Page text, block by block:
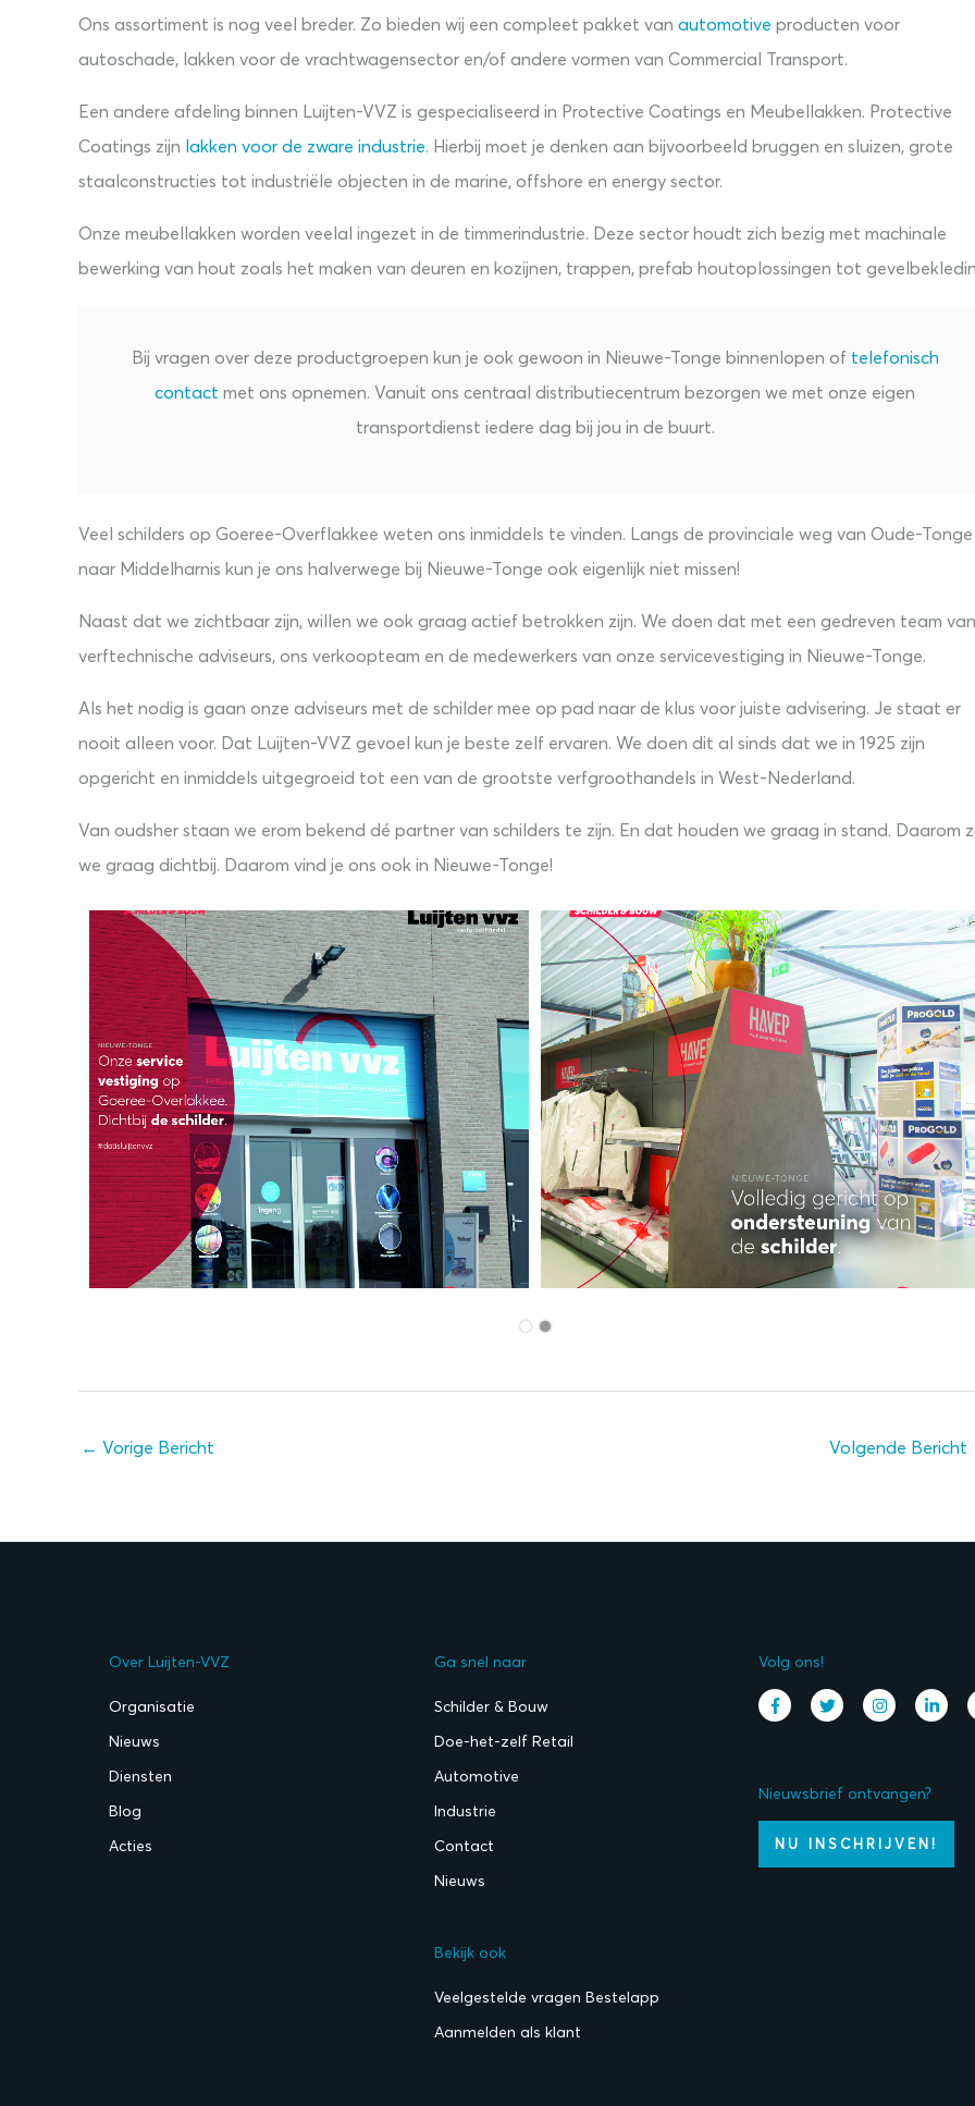
Ons assortiment is nog veel breder. Zo bieden wij een compleet pakket van automotive producten voor
autoschade, lakken voor de vrachtwagensector en/of andere vormen van Commercial Transport.
Een andere afdeling binnen Luijten-VVZ is gespecialiseerd in Protective Coatings en Meubellakken. Protective
Coatings zijn lakken voor de zware industrie. Hierbij moet je denken aan bijvoorbeeld bruggen en sluizen, grote
staalconstructies tot industriële objecten in de marine, offshore en energy sector.
Onze meubellakken worden veelal ingezet in de timmerindustrie. Deze sector houdt zich bezig met machinale
bewerking van hout zoals het maken van deuren en kozijnen, trappen, prefab houtoplossingen tot
Bij vragen over deze productgroepen kun je ook gewoon in Nieuwe-Tonge binnenlopen of telefonisch
contact met ons opnemen. Vanuit ons centraal distributiecentrum bezorgen we met onze eigen
transportdienst iedere dag bij jou in de buurt.
Veel schilders op Goeree-Overflakkee weten ons inmiddels te vinden. Langs de provinciale weg van Oude-Tonge
naar Middelharnis kun je ons halverwege bij Nieuwe-Tonge ook eigenlijk niet missen!
Naast dat we zichtbaar zijn, willen we ook graag actief betrokken zijn. We doen dat met een gedreven team van
verftechnische adviseurs, ons verkoopteam en de medewerkers van onze servicevestiging in Nieuwe-Tonge.
Als het nodig is gaan onze adviseurs met de schilder mee op pad naar de klus voor juiste advisering. Je staat er
nooit alleen voor. Dat Luijten-VVZ gevoel kun je beste zelf ervaren. We doen dit al sinds dat we in 1925 zijn
opgericht en inmiddels uitgegroeid tot een van de grootste verfgroothandels in West-Nederland.
Van oudsher staan we erom bekend dé partner van schilders te zijn. En dat houden we graag in stand. Daarom
we graag dichtbij. Daarom vind je ons ook in Nieuwe-Tonge!
← Vorige Bericht Volgende Bericht
Over Luijten-VVZ
Organisatie
Nieuws
Diensten
Blog
Acties
Ga snel naar
Schilder & Bouw
Doe-het-zelf Retail
Automotive
Industrie
Contact
Nieuws
Bekijk ook
Veelgestelde vragen Bestelapp
Aanmelden als klant
Volg ons!
Nieuwsbrief ontvangen?
NU INSCHRIJVEN!